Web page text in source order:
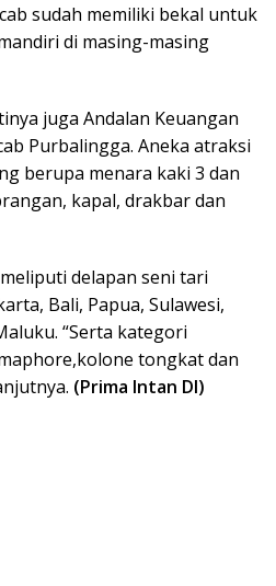
sudah memiliki bekal untuk
di masing-masing
juga Andalan Keuangan
Purbalingga. Aneka atraksi
berupa menara kaki 3 dan
kapal, drakbar dan
delapan seni tari
Bali, Papua, Sulawesi,
“Serta kategori
tongkat dan
(Prima Intan DI)